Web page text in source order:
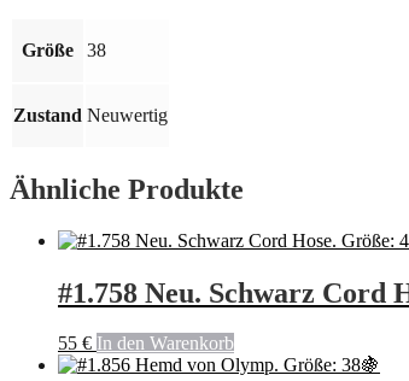
Größe 38
Zustand Neuwertig
Ähnliche Produkte
#1.758 Neu. Schwarz Cord
55 € In den Warenkorb